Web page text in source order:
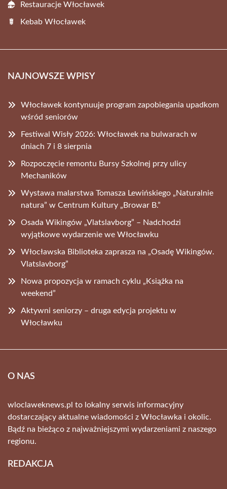
Restauracje Włocławek
Kebab Włocławek
NAJNOWSZE WPISY
Włocławek kontynuuje program zapobiegania upadkom
wśród seniorów
Festiwal Wisły 2026: Włocławek na bulwarach w
dniach 7 i 8 sierpnia
Rozpoczęcie remontu Bursy Szkolnej przy ulicy
Mechaników
Wystawa malarstwa Tomasza Lewińskiego „Naturalnie
natura” w Centrum Kultury „Browar B.”
Osada Wikingów „Vlatslavborg” – Nadchodzi
wyjątkowe wydarzenie we Włocławku
Włocławska Biblioteka zaprasza na „Osadę Wikingów.
Vlatslavborg”
Nowa propozycja w ramach cyklu „Książka na
weekend”
Aktywni seniorzy – druga edycja projektu w
Włocławku
O NAS
wloclaweknews.pl to lokalny serwis informacyjny
dostarczający aktualne wiadomości z Włocławka i okolic.
Bądź na bieżąco z najważniejszymi wydarzeniami z naszego
regionu.
REDAKCJA